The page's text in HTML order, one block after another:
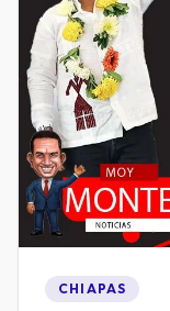
CHIAPAS